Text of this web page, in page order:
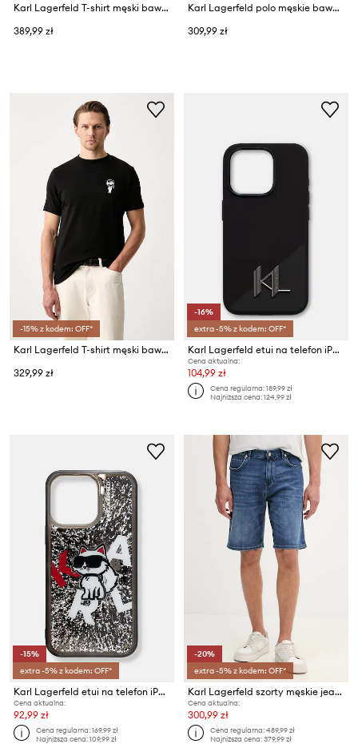
Karl Lagerfeld T-shirt męski bawełniany
389,99 zł
Karl Lagerfeld polo męskie bawełniane z elastanem
309,99 zł
-15% z kodem: OFF*
Karl Lagerfeld T-shirt męski bawełniany z elastanem
329,99 zł
-16%
extra -5% z kodem: OFF*
Karl Lagerfeld etui na telefon iPhone 15 Pro
Cena aktualna:
104,99 zł
Cena regularna:189,99 zł
Najniższa cena:124,99 zł
-15%
extra -5% z kodem: OFF*
Karl Lagerfeld etui na telefon iPhone 16 Pro Max
Cena aktualna:
92,99 zł
Cena regularna:169,99 zł
Najniższa cena:109,99 zł
-20%
extra -5% z kodem: OFF*
Karl Lagerfeld szorty męskie jeansowe KL-SCOT
Cena aktualna:
300,99 zł
Cena regularna:489,99 zł
Najniższa cena:379,99 zł